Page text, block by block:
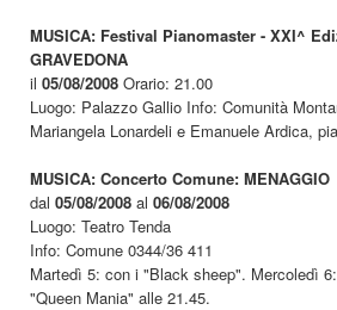
MUSICA: Festival Pianomaster - XXI^
GRAVEDONA
il 05/08/2008 Orario: 21.00
Luogo: Palazzo Gallio Info: Comunità
Mariangela Lonardeli e Emanuele Ardica,
MUSICA: Concerto Comune: MENAGGIO
dal 05/08/2008 al 06/08/2008
Luogo: Teatro Tenda
Info: Comune 0344/36 411
Martedì 5: con i "Black sheep". Mercoledì
"Queen Mania" alle 21.45.